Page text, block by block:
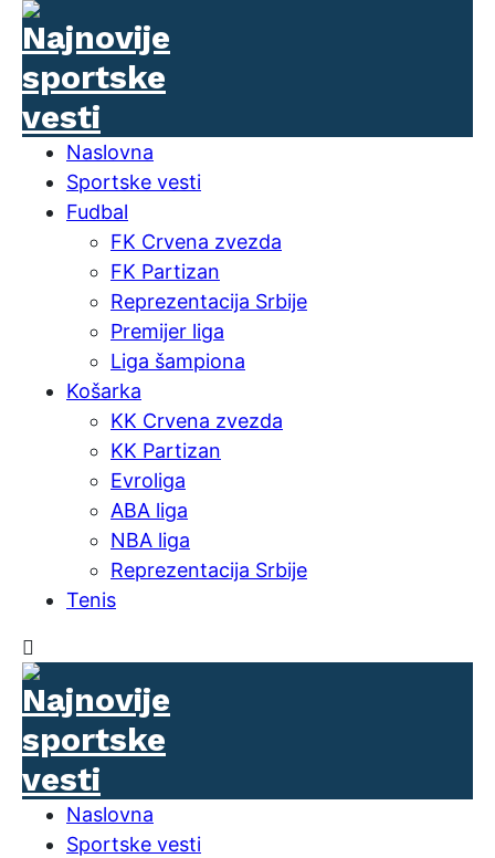
Naslovna
Sportske vesti
Fudbal
FK Crvena zvezda
FK Partizan
Reprezentacija Srbije
Premijer liga
Liga šampiona
Košarka
KK Crvena zvezda
KK Partizan
Evroliga
ABA liga
NBA liga
Reprezentacija Srbije
Tenis
Naslovna
Sportske vesti